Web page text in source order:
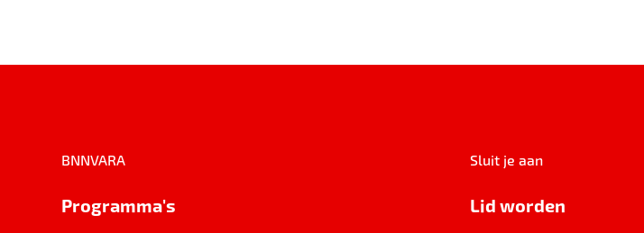
BNNVARA
Programma's
Sluit je aan
Lid worden